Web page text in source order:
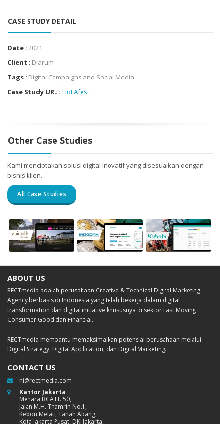
CASE STUDY DETAIL
Date : 2021
Client : Djarum
Tags : Digital Campaigns and Social Media
Case Study URL : HoLAfest
Other Case Studies
Kami menciptakan solusi digital inovatif yang disesuaikan dengan
bisnis klien.
All Case Studies
Corporate
Website and E-
commerce UX
Design and
Usability
Indodax
Digital Strategy
Web App
Development
Indonesia
Digital Strategy
Mobile App
Development
ABOUT US
RECTmedia adalah perusahaan Creative & Technical Digital Marketing
Agency berbasis di Indonesia yang telah bekerja dalam digital
transformation dan digital initiative khususnya di sektor Fast Moving
Consumer Good dan Financial.
RECTmedia membantu memaksimalkan potensial perusahaan melalui
Digital Strategy, Digital Application, dan Digital Marketing.
CONTACT US
hi@rectmedia.com
Kantor Jakarta
Menara BCA Lt. 50,
Jalan M.H. Thamrin No.1,
Kebon Melati, Tanah Abang,
Kota Jakarta Pusat, DKI Jakarta,